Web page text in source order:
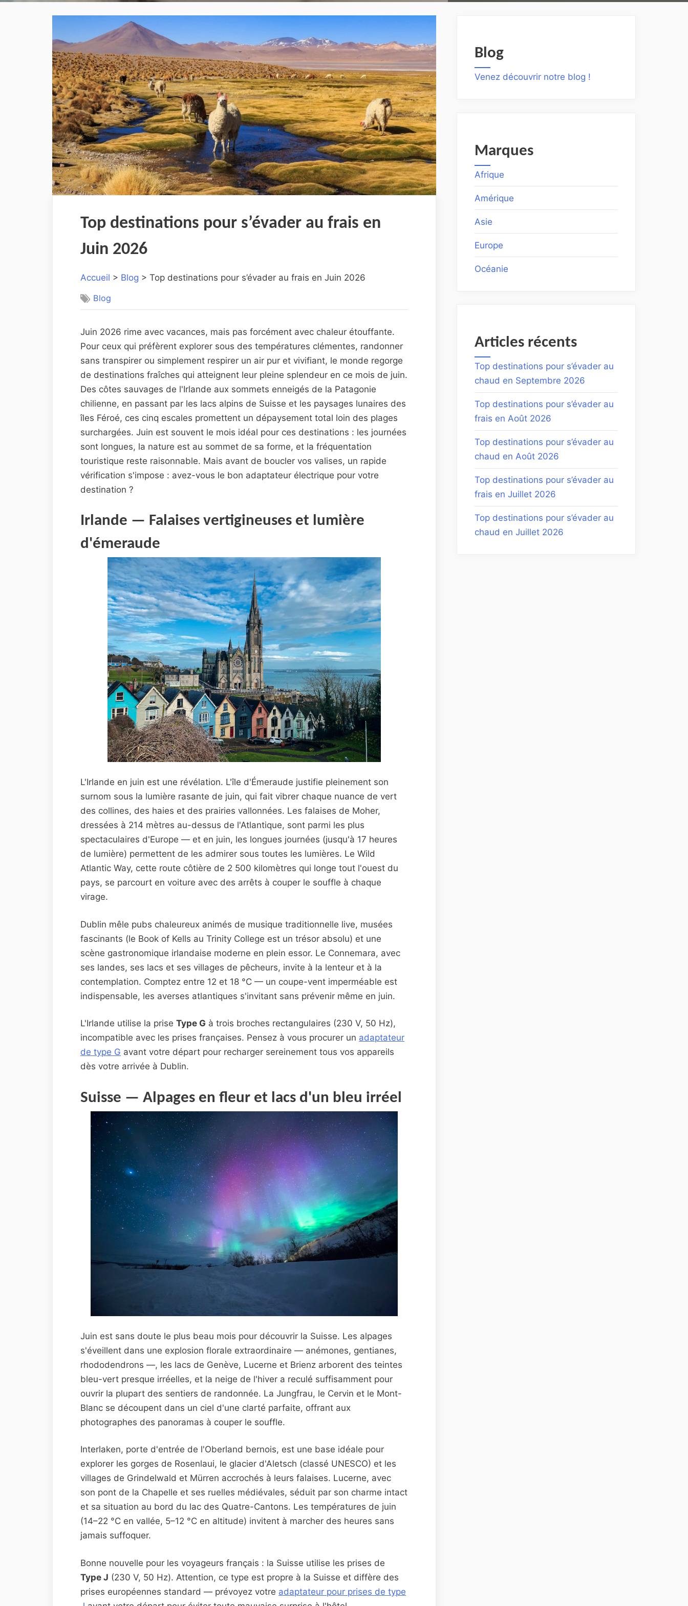
Top destinations pour s’évader au frais en
Juin 2026
Accueil > Blog > Top destinations pour s’évader au frais en Juin 2026
Blog
Juin 2026 rime avec vacances, mais pas forcément avec chaleur étouffante.
Pour ceux qui préfèrent explorer sous des températures clémentes, randonner
sans transpirer ou simplement respirer un air pur et vivifiant, le monde regorge
de destinations fraîches qui atteignent leur pleine splendeur en ce mois de juin.
Des côtes sauvages de l'Irlande aux sommets enneigés de la Patagonie
chilienne, en passant par les lacs alpins de Suisse et les paysages lunaires des
îles Féroé, ces cinq escales promettent un dépaysement total loin des plages
surchargées. Juin est souvent le mois idéal pour ces destinations : les journées
sont longues, la nature est au sommet de sa forme, et la fréquentation
touristique reste raisonnable. Mais avant de boucler vos valises, un rapide
vérification s'impose : avez-vous le bon adaptateur électrique pour votre
destination ?
Irlande — Falaises vertigineuses et lumière
d'émeraude
L'Irlande en juin est une révélation. L'île d'Émeraude justifie pleinement son
surnom sous la lumière rasante de juin, qui fait vibrer chaque nuance de vert
des collines, des haies et des prairies vallonnées. Les falaises de Moher,
dressées à 214 mètres au-dessus de l'Atlantique, sont parmi les plus
spectaculaires d'Europe — et en juin, les longues journées (jusqu'à 17 heures
de lumière) permettent de les admirer sous toutes les lumières. Le Wild
Atlantic Way, cette route côtière de 2 500 kilomètres qui longe tout l'ouest du
pays, se parcourt en voiture avec des arrêts à couper le souffle à chaque
virage.
Dublin mêle pubs chaleureux animés de musique traditionnelle live, musées
fascinants (le Book of Kells au Trinity College est un trésor absolu) et une
scène gastronomique irlandaise moderne en plein essor. Le Connemara, avec
ses landes, ses lacs et ses villages de pêcheurs, invite à la lenteur et à la
contemplation. Comptez entre 12 et 18 °C — un coupe-vent imperméable est
indispensable, les averses atlantiques s'invitant sans prévenir même en juin.
L'Irlande utilise la prise Type G à trois broches rectangulaires (230 V, 50 Hz),
incompatible avec les prises françaises. Pensez à vous procurer un adaptateur
de type G avant votre départ pour recharger sereinement tous vos appareils
dès votre arrivée à Dublin.
Suisse — Alpages en fleur et lacs d'un bleu irréel
Juin est sans doute le plus beau mois pour découvrir la Suisse. Les alpages
s'éveillent dans une explosion florale extraordinaire — anémones, gentianes,
rhododendrons —, les lacs de Genève, Lucerne et Brienz arborent des teintes
bleu-vert presque irréelles, et la neige de l'hiver a reculé suffisamment pour
ouvrir la plupart des sentiers de randonnée. La Jungfrau, le Cervin et le Mont-
Blanc se découpent dans un ciel d'une clarté parfaite, offrant aux
photographes des panoramas à couper le souffle.
Interlaken, porte d'entrée de l'Oberland bernois, est une base idéale pour
explorer les gorges de Rosenlaui, le glacier d'Aletsch (classé UNESCO) et les
villages de Grindelwald et Mürren accrochés à leurs falaises. Lucerne, avec
son pont de la Chapelle et ses ruelles médiévales, séduit par son charme intact
et sa situation au bord du lac des Quatre-Cantons. Les températures de juin
(14–22 °C en vallée, 5–12 °C en altitude) invitent à marcher des heures sans
jamais suffoquer.
Bonne nouvelle pour les voyageurs français : la Suisse utilise les prises de
Type J (230 V, 50 Hz). Attention, ce type est propre à la Suisse et diffère des
prises européennes standard — prévoyez votre adaptateur pour prises de type
Blog
Venez découvrir notre blog !
Marques
Afrique
Amérique
Asie
Europe
Océanie
Articles récents
Top destinations pour s’évader au
chaud en Septembre 2026
Top destinations pour s’évader au
frais en Août 2026
Top destinations pour s’évader au
chaud en Août 2026
Top destinations pour s’évader au
frais en Juillet 2026
Top destinations pour s’évader au
chaud en Juillet 2026